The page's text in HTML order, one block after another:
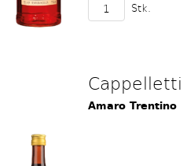
Stk.
Cappelletti
Amaro Trentino